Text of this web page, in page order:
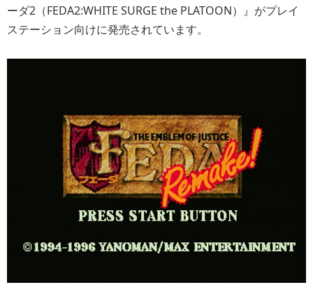
ーダ2（FEDA2:WHITE SURGE the PLATOON）』がプレイ
ステーション向けに発売されています。